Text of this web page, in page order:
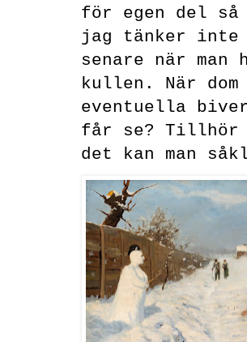
för egen del
jag tänker inte
senare när
kullen. När
eventuella
får se? Tillhör
det kan man